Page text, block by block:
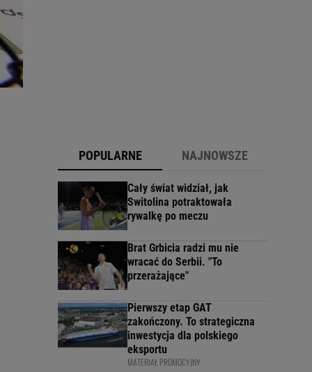
POPULARNE NAJNOWSZE
Cały świat widział, jak
Switolina potraktowała
rywalkę po meczu
Brat Grbicia radzi mu nie
wracać do Serbii. "To
przerażające"
Pierwszy etap GAT
zakończony. To strategiczna
inwestycja dla polskiego
eksportu
MATERIAŁ PROMOCYJNY